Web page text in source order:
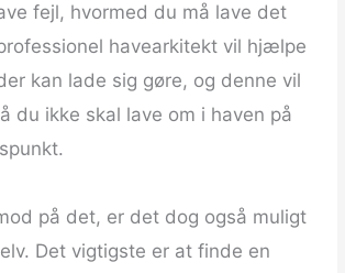
fejl, hvormed du må lave det
havearkitekt vil hjælpe
kan lade sig gøre, og denne vil
du ikke skal lave om i haven på
på det, er det dog også muligt
Det vigtigste er at finde en